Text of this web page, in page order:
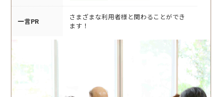
一言PR
さまざまな利用者様と関わることができ
ます！